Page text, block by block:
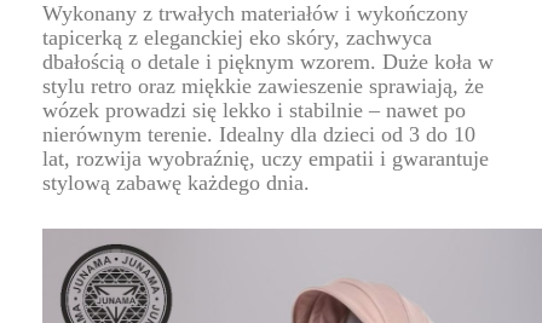
Wykonany z trwałych materiałów i wykończony
tapicerką z eleganckiej eko skóry, zachwyca
dbałością o detale i pięknym wzorem. Duże koła w
stylu retro oraz miękkie zawieszenie sprawiają, że
wózek prowadzi się lekko i stabilnie – nawet po
nierównym terenie. Idealny dla dzieci od 3 do 10
lat, rozwija wyobraźnię, uczy empatii i gwarantuje
stylową zabawę każdego dnia.